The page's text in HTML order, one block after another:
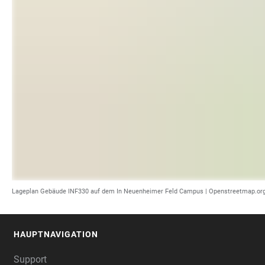
Lageplan Gebäude INF330 auf dem In Neuenheimer Feld Campus |
HAUPTNAVIGATION
Support